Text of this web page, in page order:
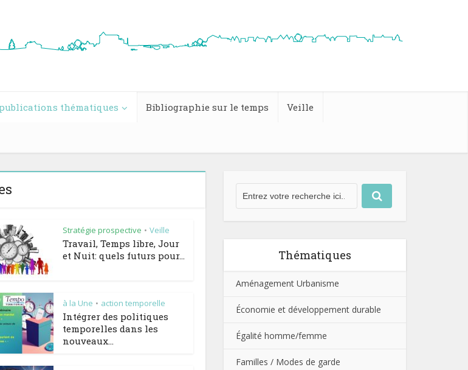
thématiques Bibliographie sur le temps Veille
Stratégie prospective • Veille
Travail, Temps libre, Jour
et Nuit: quels futurs pour...
à la Une • action temporelle
Intégrer des politiques
temporelles dans les
nouveaux...
Thématiques
Aménagement Urbanisme
Économie et développement durable
Égalité homme/femme
Familles / Modes de garde